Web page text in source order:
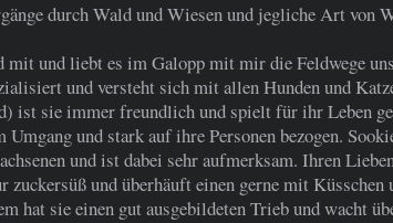
durch Wald und Wiesen und jegliche Art von
mit und liebt es im Galopp mit mir die Feldwege
und versteht sich mit allen Hunden und
ist sie immer freundlich und spielt für ihr Leben
und stark auf ihre Personen bezogen.
und ist dabei sehr aufmerksam. Ihren
zuckersüß und überhäuft einen gerne mit Küsschen
hat sie einen gut ausgebildeten Trieb und wacht